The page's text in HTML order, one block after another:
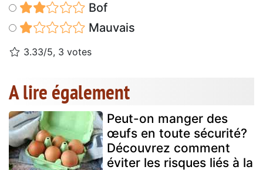
Bof
Mauvais
3.33/5, 3 votes
A lire également
Peut-on manger des
œufs en toute sécurité?
Découvrez comment
éviter les risques liés à la